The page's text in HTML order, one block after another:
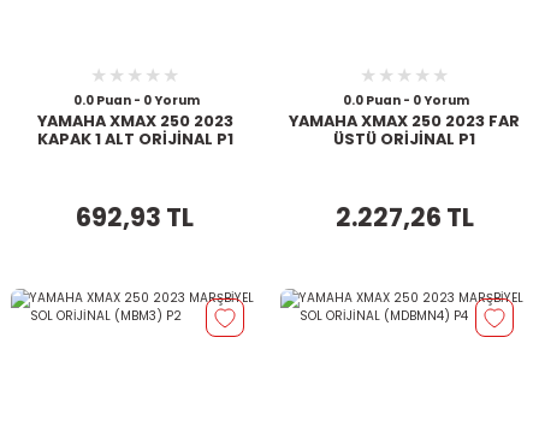
0.0 Puan - 0 Yorum
YAMAHA XMAX 250 2023
KAPAK 1 ALT ORİJİNAL P1
692,93 TL
0.0 Puan - 0 Yorum
YAMAHA XMAX 250 2023 FAR
ÜSTÜ ORİJİNAL P1
2.227,26 TL